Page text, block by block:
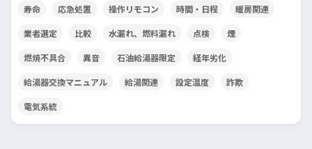
寿命 応急処置 操作リモコン 時間・日程 暖房関連
業者選定 比較 水漏れ、燃料漏れ 点検 煙
燃焼不具合 異音 石油給湯器限定 経年劣化
給湯器交換マニュアル 給湯関連 設定温度 詐欺
電気系統